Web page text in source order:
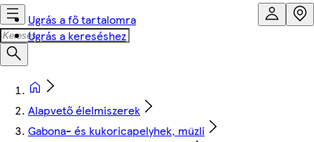
Ugrás a fő tartalomra
Ugrás a kereséshez
Alapvető élelmiszerek
Gabona- és kukoricapelyhek, müzli